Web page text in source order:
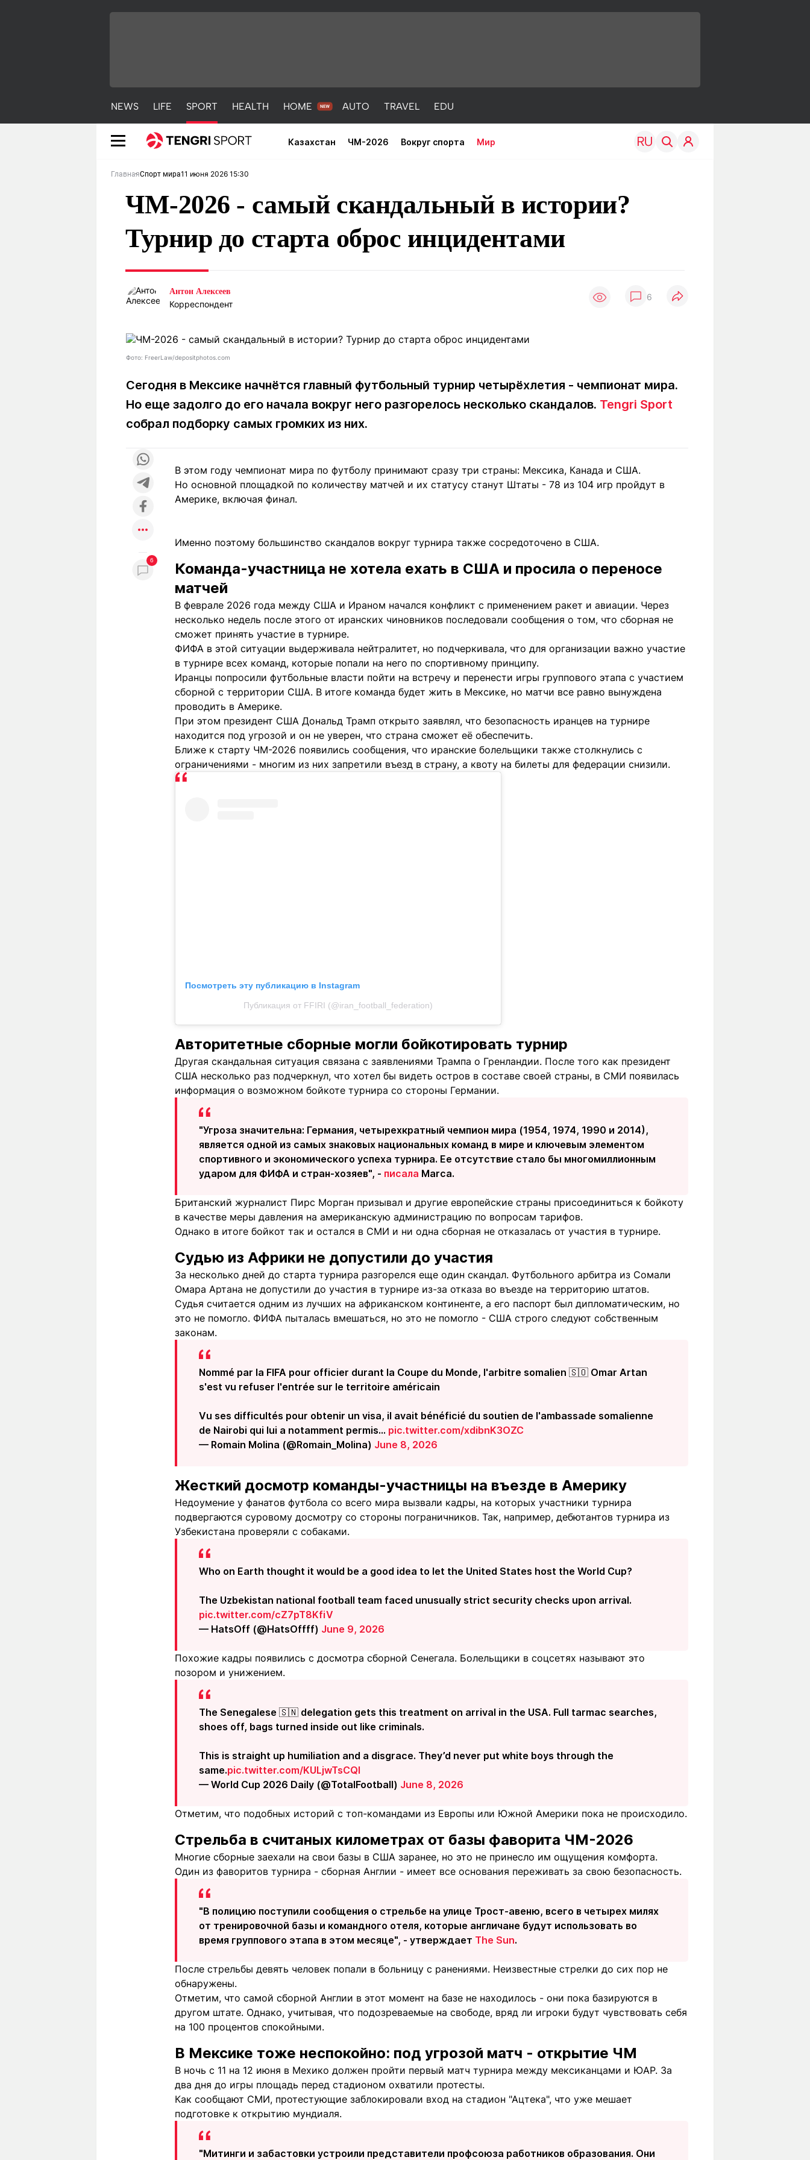
NEWS LIFE SPORT HEALTH HOME AUTO TRAVEL EDU
Казахстан ЧМ-2026 Вокруг спорта Мир
NEWS
Погода
Рейтинги
Гороскопы
HEALTH
Путевые
Учебные
О проекте Контакты редакции Вакансии Реклама Пресс-центр Светлая тема
Редакция
+7 (777) 001 44 99 +7 (700) 3 888 188
ГлавнаяСпорт мира11 июня 2026 15:30
ЧМ-2026 - самый скандальный в истории?
Турнир до старта оброс инцидентами
Антон Алексеев
Корреспондент
6
Фото: FreerLaw/depositphotos.com
Сегодня в Мексике начнётся главный футбольный турнир четырёхлетия - чемпионат мира.
Но еще задолго до его начала вокруг него разгорелось несколько скандалов. Tengri Sport
собрал подборку самых громких из них.
6
В этом году чемпионат мира по футболу принимают сразу три страны: Мексика, Канада и США.
Но основной площадкой по количеству матчей и их статусу станут Штаты - 78 из 104 игр пройдут в
Америке, включая финал.
Именно поэтому большинство скандалов вокруг турнира также сосредоточено в США.
Команда-участница не хотела ехать в США и просила о переносе
матчей
В феврале 2026 года между США и Ираном начался конфликт с применением ракет и авиации. Через
несколько недель после этого от иранских чиновников последовали сообщения о том, что сборная не
сможет принять участие в турнире.
ФИФА в этой ситуации выдерживала нейтралитет, но подчеркивала, что для организации важно участие
в турнире всех команд, которые попали на него по спортивному принципу.
Иранцы попросили футбольные власти пойти на встречу и перенести игры группового этапа с участием
сборной с территории США. В итоге команда будет жить в Мексике, но матчи все равно вынуждена
проводить в Америке.
При этом президент США Дональд Трамп открыто заявлял, что безопасность иранцев на турнире
находится под угрозой и он не уверен, что страна сможет её обеспечить.
Ближе к старту ЧМ-2026 появились сообщения, что иранские болельщики также столкнулись с
ограничениями - многим из них запретили въезд в страну, а квоту на билеты для федерации снизили.
Посмотреть эту публикацию в Instagram
Публикация от FFIRI (@iran_football_federation)
Авторитетные сборные могли бойкотировать турнир
Другая скандальная ситуация связана с заявлениями Трампа о Гренландии. После того как президент
США несколько раз подчеркнул, что хотел бы видеть остров в составе своей страны, в СМИ появилась
информация о возможном бойкоте турнира со стороны Германии.
"Угроза значительна: Германия, четырехкратный чемпион мира (1954, 1974, 1990 и 2014),
является одной из самых знаковых национальных команд в мире и ключевым элементом
спортивного и экономического успеха турнира. Ее отсутствие стало бы многомиллионным
ударом для ФИФА и стран-хозяев", - писала Marca.
Британский журналист Пирс Морган призывал и другие европейские страны присоединиться к бойкоту
в качестве меры давления на американскую администрацию по вопросам тарифов.
Однако в итоге бойкот так и остался в СМИ и ни одна сборная не отказалась от участия в турнире.
Судью из Африки не допустили до участия
За несколько дней до старта турнира разгорелся еще один скандал. Футбольного арбитра из Сомали
Омара Артана не допустили до участия в турнире из-за отказа во въезде на территорию штатов.
Судья считается одним из лучших на африканском континенте, а его паспорт был дипломатическим, но
это не помогло. ФИФА пыталась вмешаться, но это не помогло - США строго следуют собственным
законам.
Nommé par la FIFA pour officier durant la Coupe du Monde, l'arbitre somalien 🇸🇴 Omar Artan
s'est vu refuser l'entrée sur le territoire américain
Vu ses difficultés pour obtenir un visa, il avait bénéficié du soutien de l'ambassade somalienne
de Nairobi qui lui a notamment permis… pic.twitter.com/xdibnK3OZC
— Romain Molina (@Romain_Molina) June 8, 2026
Жесткий досмотр команды-участницы на въезде в Америку
Недоумение у фанатов футбола со всего мира вызвали кадры, на которых участники турнира
подвергаются суровому досмотру со стороны пограничников. Так, например, дебютантов турнира из
Узбекистана проверяли с собаками.
Who on Earth thought it would be a good idea to let the United States host the World Cup?
The Uzbekistan national football team faced unusually strict security checks upon arrival.
pic.twitter.com/cZ7pT8KfiV
— HatsOff (@HatsOffff) June 9, 2026
Похожие кадры появились с досмотра сборной Сенегала. Болельщики в соцсетях называют это
позором и унижением.
The Senegalese 🇸🇳 delegation gets this treatment on arrival in the USA. Full tarmac searches,
shoes off, bags turned inside out like criminals.
This is straight up humiliation and a disgrace. They’d never put white boys through the
same.pic.twitter.com/KULjwTsCQI
— World Cup 2026 Daily (@TotalFootball) June 8, 2026
Отметим, что подобных историй с топ-командами из Европы или Южной Америки пока не происходило.
Стрельба в считаных километрах от базы фаворита ЧМ-2026
Многие сборные заехали на свои базы в США заранее, но это не принесло им ощущения комфорта.
Один из фаворитов турнира - сборная Англии - имеет все основания переживать за свою безопасность.
"В полицию поступили сообщения о стрельбе на улице Трост-авеню, всего в четырех милях
от тренировочной базы и командного отеля, которые англичане будут использовать во
время группового этапа в этом месяце", - утверждает The Sun.
После стрельбы девять человек попали в больницу с ранениями. Неизвестные стрелки до сих пор не
обнаружены.
Отметим, что самой сборной Англии в этот момент на базе не находилось - они пока базируются в
другом штате. Однако, учитывая, что подозреваемые на свободе, вряд ли игроки будут чувствовать себя
на 100 процентов спокойными.
В Мексике тоже неспокойно: под угрозой матч - открытие ЧМ
В ночь с 11 на 12 июня в Мехико должен пройти первый матч турнира между мексиканцами и ЮАР. За
два дня до игры площадь перед стадионом охватили протесты.
Как сообщают СМИ, протестующие заблокировали вход на стадион "Ацтека", что уже мешает
подготовке к открытию мундиаля.
"Митинги и забастовки устроили представители профсоюза работников образования. Они